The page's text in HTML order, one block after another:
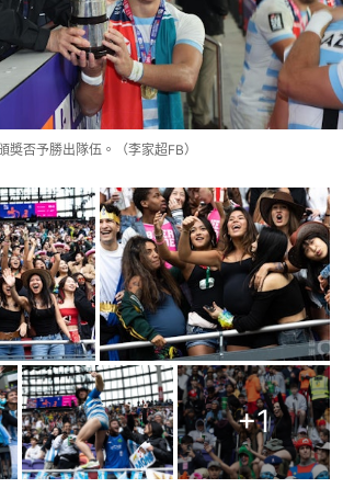
奬否予勝出隊伍。（李家超FB）
+1